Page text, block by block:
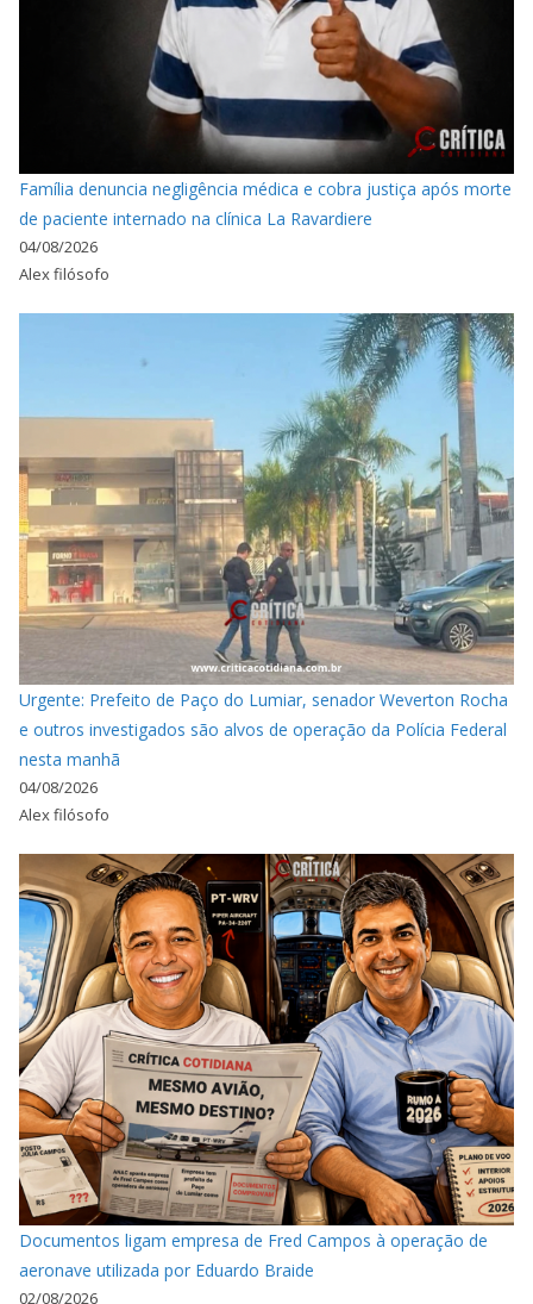
Família denuncia negligência médica e cobra justiça após morte
de paciente internado na clínica La Ravardiere
04/08/2026
Alex filósofo
Urgente: Prefeito de Paço do Lumiar, senador Weverton Rocha
e outros investigados são alvos de operação da Polícia Federal
nesta manhã
04/08/2026
Alex filósofo
Documentos ligam empresa de Fred Campos à operação de
aeronave utilizada por Eduardo Braide
02/08/2026